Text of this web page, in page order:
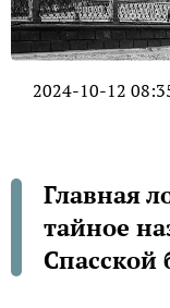
2024-10-12
Главная
тайное
Спасской